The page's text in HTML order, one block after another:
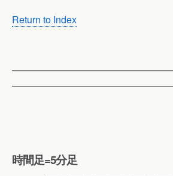
Return to Index
時間足=5分足